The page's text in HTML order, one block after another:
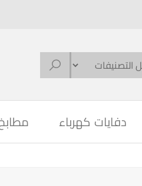
دفايات كهرباء